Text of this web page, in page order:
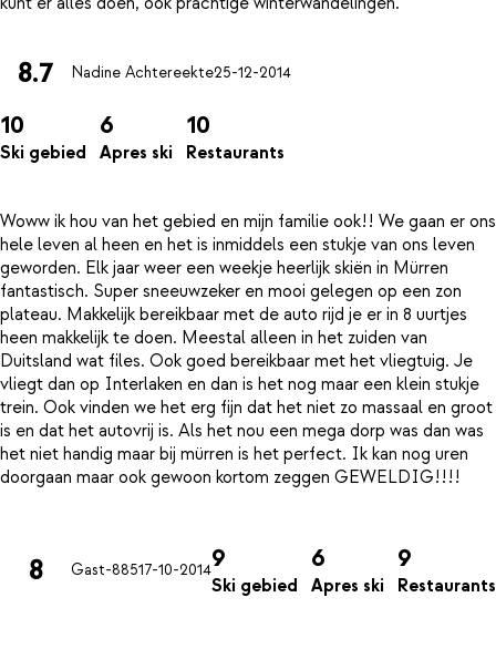
8.7 Nadine Achtereekte25-12-2014
10
Ski gebied
6
Apres ski
10
Restaurants
Woww ik hou van het gebied en mijn familie ook!! We gaan er ons
hele leven al heen en het is inmiddels een stukje van ons leven
geworden. Elk jaar weer een weekje heerlijk skiën in Mürren
fantastisch. Super sneeuwzeker en mooi gelegen op een zon
plateau. Makkelijk bereikbaar met de auto rijd je er in 8 uurtjes
heen makkelijk te doen. Meestal alleen in het zuiden van
Duitsland wat files. Ook goed bereikbaar met het vliegtuig. Je
vliegt dan op Interlaken en dan is het nog maar een klein stukje
trein. Ook vinden we het erg fijn dat het niet zo massaal en groot
is en dat het autovrij is. Als het nou een mega dorp was dan was
het niet handig maar bij mürren is het perfect. Ik kan nog uren
doorgaan maar ook gewoon kortom zeggen GEWELDIG!!!!
8 Gast-88517-10-20149
Ski gebied
6
Apres ski
9
Restaurants